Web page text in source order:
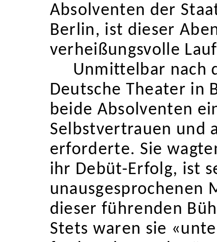
Absolventen der
Berlin, ist dieser
verheißungsvolle
Unmittelbar nach
Deutsche Theater in
beide Absolventen
Selbstvertrauen und
erforderte. Sie
ihr Debüt-Erfolg, ist
unausgesprochenen
dieser führenden
Stets waren sie